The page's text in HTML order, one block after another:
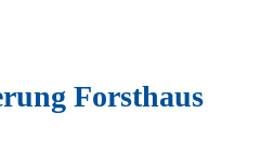
Forsthaus